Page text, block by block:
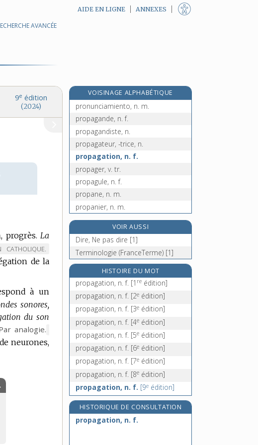
AVANCÉE
AIDE EN LIGNE ANNEXES
9e édition
(2024)
progrès. La
CATHOLIQUE.
de la
à un
sonores,
du son
analogie.
DOMAINE
neurones,
VOISINAGE ALPHABÉTIQUE
pronostiqueur, -euse, n.
pronunciamiento, n. m.
propagande, n. f.
propagandiste, n.
propagateur, -trice, n.
propagation, n. f.
propager, v. tr.
propagule, n. f.
propane, n. m.
propanier, n. m.
proparoxyton, adj. m.
propédeutique, n. f.
propène, n. m.
propension, n. f.
propergol, n. m.
VOIR AUSSI
Dire, Ne pas dire [1]
Terminologie (FranceTerme) [1]
HISTOIRE DU MOT
propagation, n. f. [1 re édition]
propagation, n. f. [2e édition]
propagation, n. f. [3e édition]
propagation, n. f. [4e édition]
propagation, n. f. [5e édition]
propagation, n. f. [6e édition]
propagation, n. f. [7e édition]
propagation, n. f. [8e édition]
propagation, n. f. [9e édition]
HISTORIQUE DE CONSULTATION
propagation, n. f.